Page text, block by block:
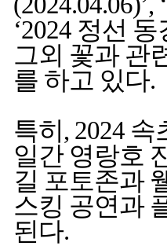
‘2024 정선
그외 꽃과 관
를 하고 있다.
특히, 2024
일간 영랑호
길 포토존과
스킹 공연과
된다.